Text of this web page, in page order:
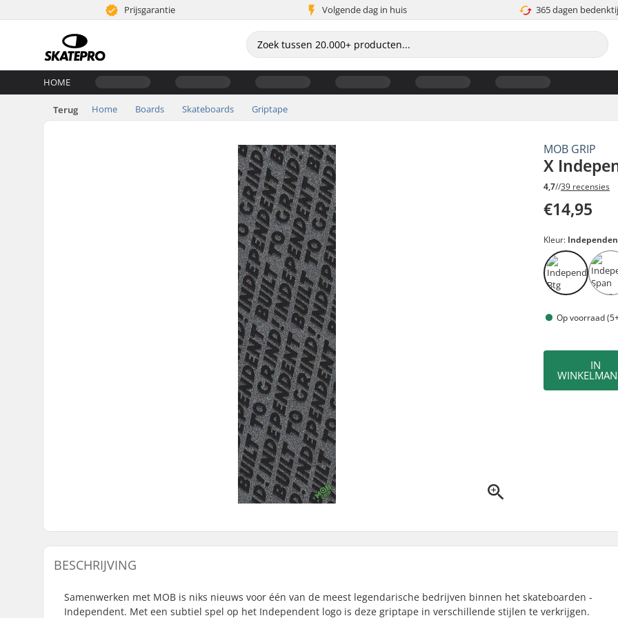
Prijsgarantie Volgende dag in huis 365 dagen
HOME
Terug Home Boards Skateboards Griptape
MOB GRIP
X
4,7//39 recensies
€14,95
Kleur:
Op voorraad
IN
BESCHRIJVING
Samenwerken met MOB is niks nieuws voor één van de meest legendarische bedrijven binnen het skateboarden -
Independent. Met een subtiel spel op het Independent logo is deze griptape in verschillende stijlen te verkrijgen.